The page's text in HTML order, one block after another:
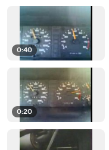
0:40
0:20